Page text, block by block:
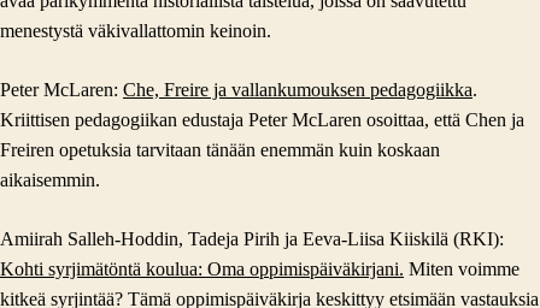
menestystä väkivallattomin keinoin.
Peter McLaren: Che, Freire ja vallankumouksen pedagogiikka.
Kriittisen pedagogiikan edustaja Peter McLaren osoittaa, että Chen ja
Freiren opetuksia tarvitaan tänään enemmän kuin koskaan
aikaisemmin.
Amiirah Salleh-Hoddin, Tadeja Pirih ja Eeva-Liisa Kiiskilä (RKI):
Kohti syrjimä­töntä koulua: Oma oppi­mis­päivä­kirjani. Miten voimme
kitkeä syrjintää? Tämä oppimispäiväkirja keskittyy etsimään vastauksia